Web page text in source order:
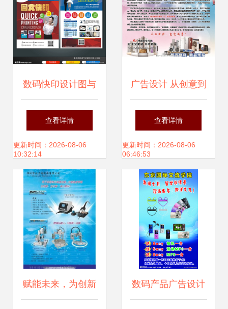
数码快印设计图与
DM宣传单 广告设
计的创意库与实践
指南
查看详情
更新时间：2026-08-06
10:32:14
广告设计 从创意到
品牌价值的构建
查看详情
更新时间：2026-08-06
06:46:53
赋能未来，为创新 数码产品广告设计